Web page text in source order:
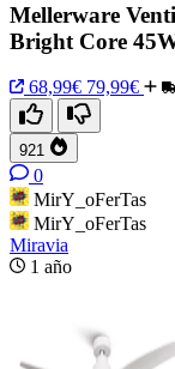
Mellerware
Bright Core
68,99€ 79,99€
921
0
MirY_oFerTas
MirY_oFerTas
Miravia
1 año